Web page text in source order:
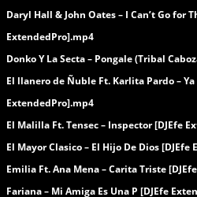
Daryl Hall & John Oates – I Can’t Go for
ExtendedPro].mp4
Donko Y La Secta – Pongale (Tribal
El llanero de Ñuble Ft. Karlita Pardo – Ya
ExtendedPro].mp4
El Malilla Ft. Tensec – Inspector [DJEfe
El Mayor Clasico – El Hijo De Dios
Emilia Ft. Ana Mena – Carita Triste
Fariana – Mi Amiga Es Una P [DJEfe